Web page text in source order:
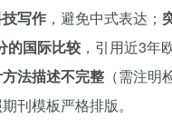
写作 ，避免中式表达；
的国际比较 ，引用近3年
法描述不完整 （需注明
刊模板严格排版。